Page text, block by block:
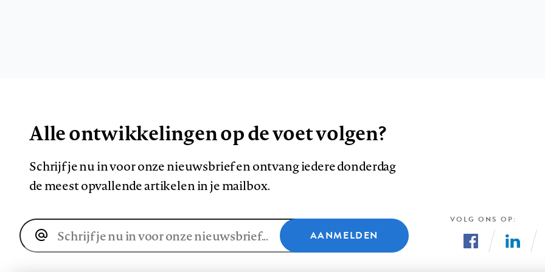
Alle ontwikkelingen op de voet volgen?
Schrijf je nu in voor onze nieuwsbrief en ontvang iedere donderdag
de meest opvallende artikelen in je mailbox.
E-
AANMELDEN
VOLG ONS OP